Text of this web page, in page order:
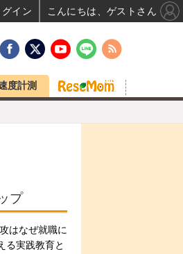
度計測
プ
はなぜ就職に
る実践教育と
グイン こんにちは、ゲストさん